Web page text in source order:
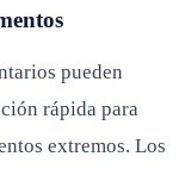
pueden
rápida para
extremos. Los